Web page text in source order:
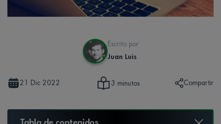
Escrito por
Juan Luis
21 Dic 2022 3 minutos Compartir